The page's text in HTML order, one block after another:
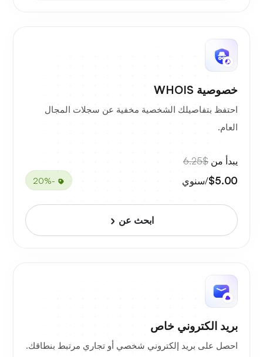
خصوصية WHOIS
احتفظ بتفاصيلك الشخصية مخفية عن سجلات المجال
العام.
يبدأ من $6.25
$5.00/سنوي -20%
ابحث عن
بريد الكتروني خاص
احصل على بريد إلكتروني شخصي أو تجاري مرتبط بنطاقك.